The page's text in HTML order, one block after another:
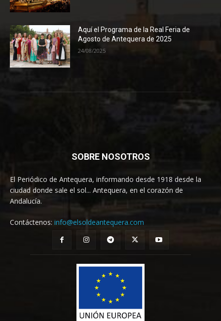
Aquí el Programa de la Real Feria de
Agosto de Antequera de 2025
24/08/2025
SOBRE NOSOTROS
El Periódico de Antequera, informando desde 1918 desde la
ciudad donde sale el sol... Antequera, en el corazón de
Andalucía.
Contáctenos: info@elsoldeantequera.com